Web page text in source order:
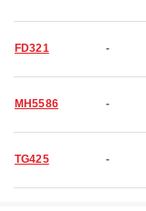
FD321 -
MH5586 -
TG425 -